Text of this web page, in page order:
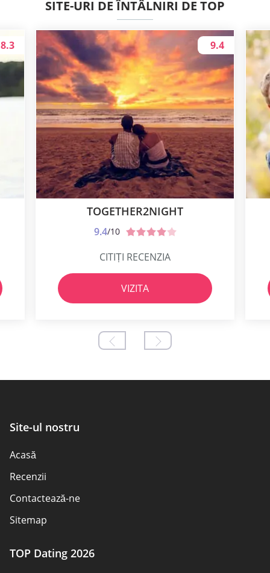
SITE-URI DE ÎNTÂLNIRI DE TOP
8.3
TOGETHER2NIGHT
9.4/10
9.4
CITIȚI RECENZIA
VIZITA
Site-ul nostru
Acasă
Recenzii
Contactează-ne
Sitemap
TOP Dating 2026